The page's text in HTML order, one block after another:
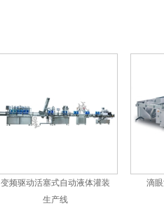
变频驱动活塞式自动液体灌装
生产线
滴